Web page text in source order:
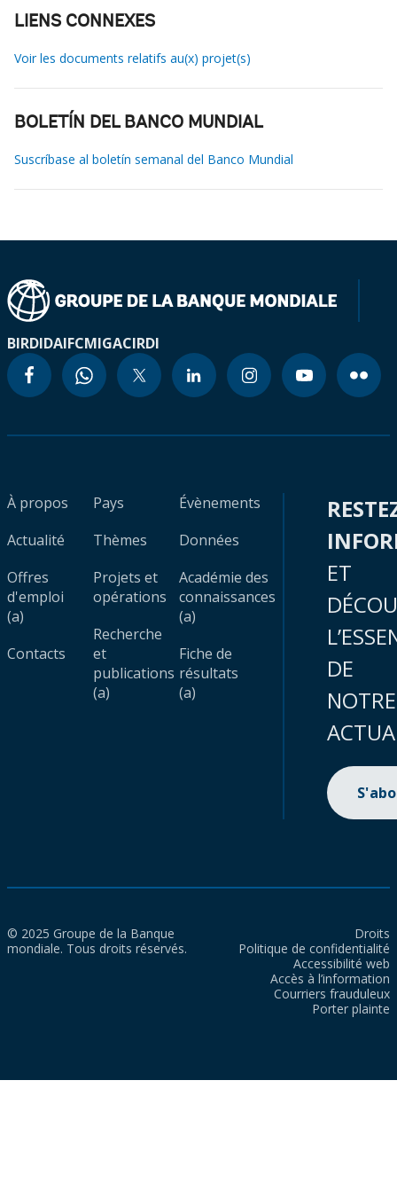
LIENS CONNEXES
Voir les documents relatifs au(x) projet(s)
BOLETÍN DEL BANCO MUNDIAL
Suscríbase al boletín semanal del Banco Mundial
BIRDIDAIFCMIGACIRDI
À propos
Actualité
Offres
d'emploi
(a)
Contacts
Pays
Thèmes
Projets et
opérations
Recherche
et
publications
(a)
Évènements
Données
Académie des
connaissances
(a)
Fiche de
résultats
(a)
ET
DE
NOTRE
© 2025 Groupe de la Banque
mondiale. Tous droits réservés.
Droits
Politique de confidentialité
Accessibilité web
Accès à l’information
Courriers frauduleux
Porter plainte